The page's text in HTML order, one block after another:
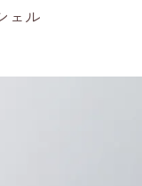
ェル